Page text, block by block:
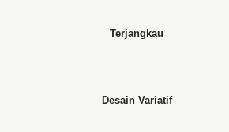
Terjangkau
Desain Variatif